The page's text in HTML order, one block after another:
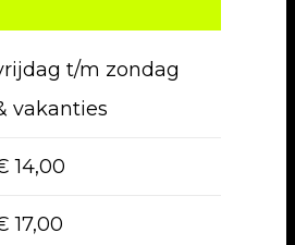
t/m zondag
vakanties
14,00
17,00